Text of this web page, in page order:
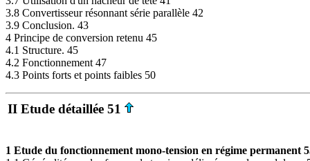
3.8 Convertisseur résonnant série parallèle 42
3.9 Conclusion. 43
4 Principe de conversion retenu 45
4.1 Structure. 45
4.2 Fonctionnement 47
4.3 Points forts et points faibles 50
II Etude détaillée 51
1 Etude du fonctionnement mono-tension en régime permanent